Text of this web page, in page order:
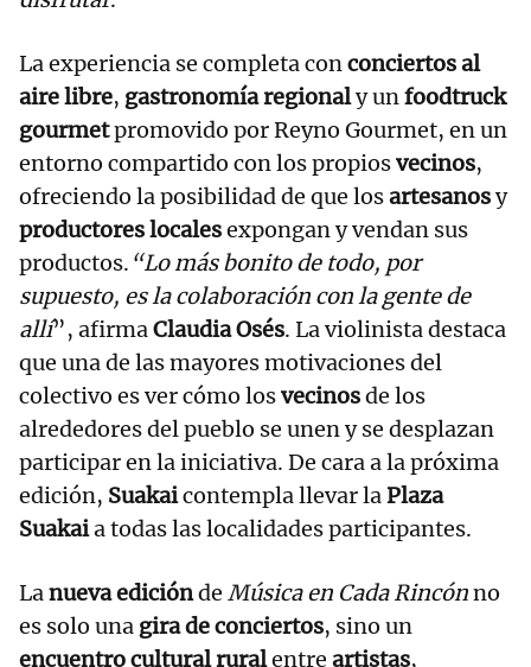
La experiencia se completa conconciertos al
aire libre, gastronomía regionaly unfoodtruck
gourmetpromovido por Reyno Gourmet, en un
entorno compartido con los propiosvecinos,
ofreciendo la posibilidad de que losartesanosy
productores localesexpongan y vendan sus
productos. “Lo más bonito de todo, por
supuesto, es la colaboración con la gente de
allí”, afirmaClaudia Osés. La violinista destaca
que una de las mayores motivaciones del
colectivo es ver cómo losvecinosde los
alrededores del pueblo se unen y se desplazan
participar en la iniciativa. De cara a la próxima
edición, Suakaicontempla llevar laPlaza
Suakaia todas las localidades participantes.
Lanueva ediciónde Música en Cada Rincónno
es solo una gira de conciertos, sino un
encuentro cultural ruralentre artistas,